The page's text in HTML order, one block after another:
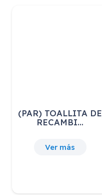
(PAR) TOALLITA DE
RECAMBI…
Ver más